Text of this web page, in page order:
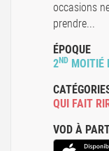
occasions
prendre...
ÉPOQUE
2ND MOITIÉ
QUI FAIT
VOD À